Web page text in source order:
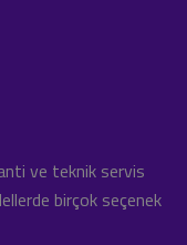
ve teknik servis
birçok seçenek